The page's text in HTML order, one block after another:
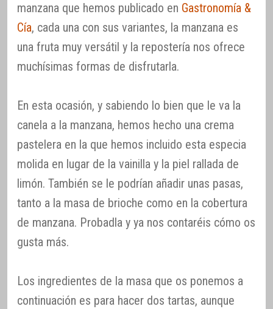
manzana que hemos publicado en Gastronomía &
Cía, cada una con sus variantes, la manzana es
una fruta muy versátil y la repostería nos ofrece
muchísimas formas de disfrutarla.
En esta ocasión, y sabiendo lo bien que le va la
canela a la manzana, hemos hecho una crema
pastelera en la que hemos incluido esta especia
molida en lugar de la vainilla y la piel rallada de
limón. También se le podrían añadir unas pasas,
tanto a la masa de brioche como en la cobertura
de manzana. Probadla y ya nos contaréis cómo os
gusta más.
Los ingredientes de la masa que os ponemos a
continuación es para hacer dos tartas, aunque